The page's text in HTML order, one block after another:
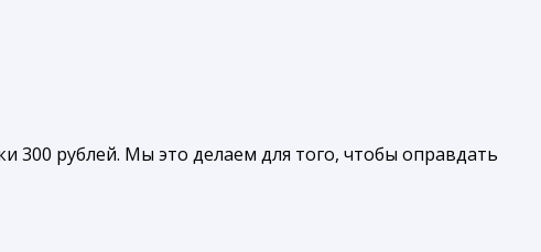
300 рублей. Мы это делаем для того, чтобы оправдать